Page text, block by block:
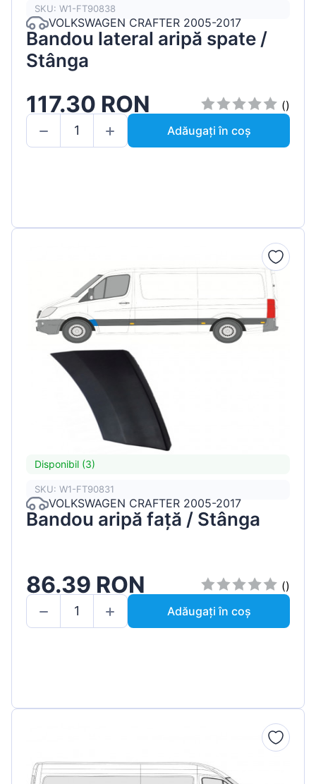
SKU: W1-FT90838
VOLKSWAGEN CRAFTER 2005-2017
Bandou lateral aripă spate /
Stânga
117.30 RON
()
Adăugați în coș
Disponibil (3)
SKU: W1-FT90831
VOLKSWAGEN CRAFTER 2005-2017
Bandou aripă față / Stânga
86.39 RON
()
Adăugați în coș